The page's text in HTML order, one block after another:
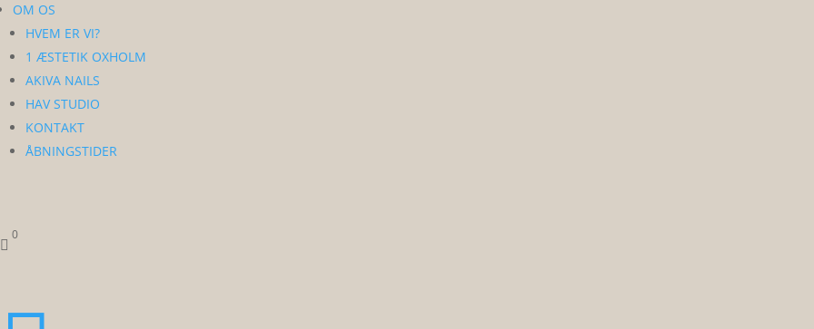
OM OS
HVEM ER VI?
1 ÆSTETIK OXHOLM
AKIVA NAILS
HAV STUDIO
KONTAKT
ÅBNINGSTIDER

0